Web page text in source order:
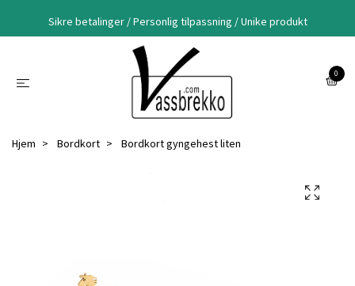
Sikre betalinger / Personlig tilpassning / Unike produkt
0
Hjem Bordkort Bordkort gyngehest liten